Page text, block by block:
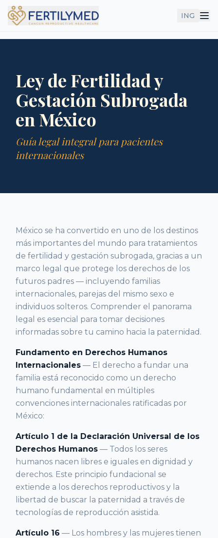
ING
Ley de Fertilidad y
Gestación Subrogada
en México
Guía legal integral para pacientes
internacionales
México se ha convertido en uno de los destinos
más importantes del mundo para tratamientos
de fertilidad y gestación subrogada, gracias a un
marco legal que protege los derechos de los
futuros padres — incluyendo familias
internacionales, parejas del mismo sexo e
individuos solteros. Comprender el panorama
legal es esencial para tomar decisiones
informadas sobre tu camino hacia la paternidad.
Fundamento en Derechos Humanos
Internacionales — El derecho a fundar una
familia está reconocido como un derecho
humano fundamental en múltiples
convenciones internacionales ratificadas por
México:
Artículo 1 de la Declaración Universal de los
Derechos Humanos — Todos los seres
humanos nacen libres e iguales en dignidad y
derechos. Este principio fundacional se
extiende a los derechos reproductivos y la
libertad de buscar la paternidad a través de
tecnologías de reproducción asistida.
Artículo 16 — Los hombres y las mujeres tienen